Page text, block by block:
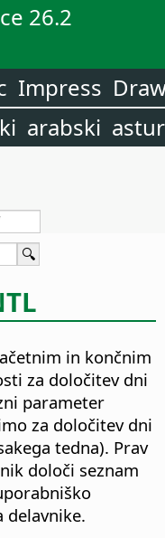
26.2
Impress
arabski
in končnim
za določitev dni
parameter
za določitev dni
tedna). Prav
določi seznam
delavnike.